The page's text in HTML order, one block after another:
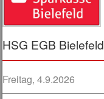
HSG EGB Bielefeld
Freitag, 4.9.2026